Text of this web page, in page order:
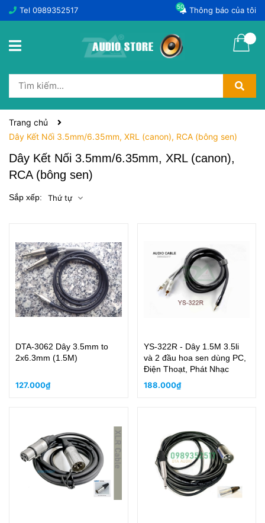
Tel 0989352517 Thông báo của tôi
50
Trang chủ
Dây Kết Nối 3.5mm/6.35mm, XRL (canon), RCA (bông sen)
Dây Kết Nối 3.5mm/6.35mm, XRL (canon),
RCA (bông sen)
Sắp xếp: Thứ tự
DTA-3062 Dây 3.5mm to
2x6.3mm (1.5M)
127.000₫
YS-322R - Dây 1.5M 3.5li
và 2 đầu hoa sen dùng PC,
Điện Thoạt, Phát Nhạc
188.000₫